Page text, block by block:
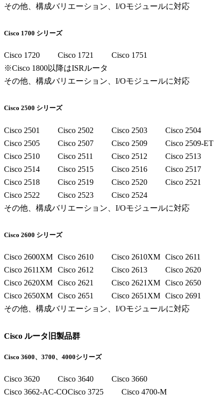
その他、構成バリエーション、I/Oモジュールに対応
Cisco 1700 シリーズ
Cisco 1720 Cisco 1721
Cisco 1751
※Cisco 1800以降はISRルータ
その他、構成バリエーション、I/Oモジュールに対応
Cisco 2500 シリーズ
Cisco 2501 Cisco 2502 Cisco 2503
Cisco 2504
Cisco 2505
Cisco 2507 Cisco 2509
Cisco 2509-ET
Cisco 2510
Cisco 2511 Cisco 2512
Cisco 2513
Cisco 2514
Cisco 2515 Cisco 2516
Cisco 2517
Cisco 2518
Cisco 2519 Cisco 2520
Cisco 2521
Cisco 2522
Cisco 2523
Cisco 2524
その他、構成バリエーション、I/Oモジュールに対応
Cisco 2600 シリーズ
Cisco 2600XM Cisco 2610 Cisco 2610XM Cisco 2611
Cisco 2611XM
Cisco 2612 Cisco 2613
Cisco 2620
Cisco 2620XM Cisco 2621 Cisco 2621XM Cisco 2650
Cisco 2650XM Cisco 2651 Cisco 2651XM Cisco 2691
その他、構成バリエーション、I/Oモジュールに対応
Cisco ルータ旧製品群
Cisco 3600、3700、4000シリーズ
Cisco 3620 Cisco 3640
Cisco 3660
Cisco 3662-AC-COCisco 3725
Cisco 4700-M